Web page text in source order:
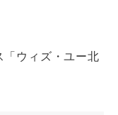
ウィズ・ユー北